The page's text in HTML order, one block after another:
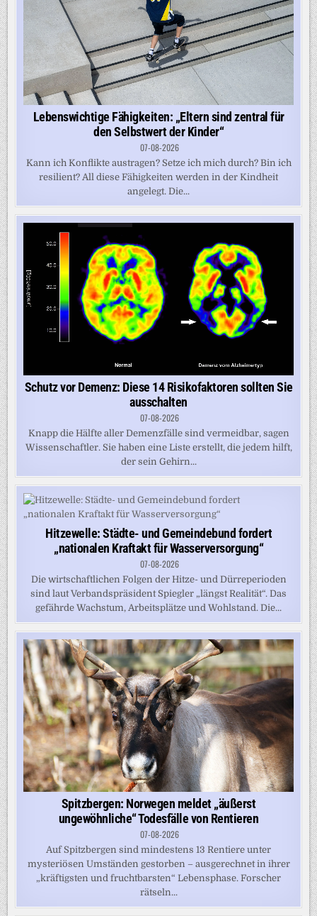
Lebenswichtige Fähigkeiten: „Eltern sind zentral für
den Selbstwert der Kinder“
07-08-2026
Kann ich Konflikte austragen? Setze ich mich durch? Bin ich
resilient? All diese Fähigkeiten werden in der Kindheit
angelegt. Die...
Schutz vor Demenz: Diese 14 Risikofaktoren sollten Sie
ausschalten
07-08-2026
Knapp die Hälfte aller Demenzfälle sind vermeidbar, sagen
Wissenschaftler. Sie haben eine Liste erstellt, die jedem hilft,
der sein Gehirn...
Hitzewelle: Städte- und Gemeindebund fordert
„nationalen Kraftakt für Wasserversorgung“
07-08-2026
Die wirtschaftlichen Folgen der Hitze- und Dürreperioden
sind laut Verbandspräsident Spiegler „längst Realität“. Das
gefährde Wachstum, Arbeitsplätze und Wohlstand. Die...
Spitzbergen: Norwegen meldet „äußerst
ungewöhnliche“ Todesfälle von Rentieren
07-08-2026
Auf Spitzbergen sind mindestens 13 Rentiere unter
mysteriösen Umständen gestorben – ausgerechnet in ihrer
„kräftigsten und fruchtbarsten“ Lebensphase. Forscher
rätseln...